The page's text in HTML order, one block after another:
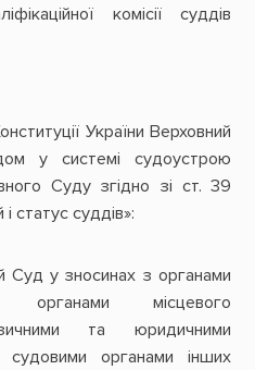
комісії суддів
України Верховний
у системі судоустрою
Суду згідно зі ст. 39
статус суддів»:
Суд у зносинах з органами
органами місцевого
та юридичними
органами інших